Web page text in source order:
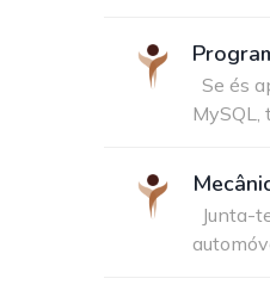
Se és
MySQL,
Junta-